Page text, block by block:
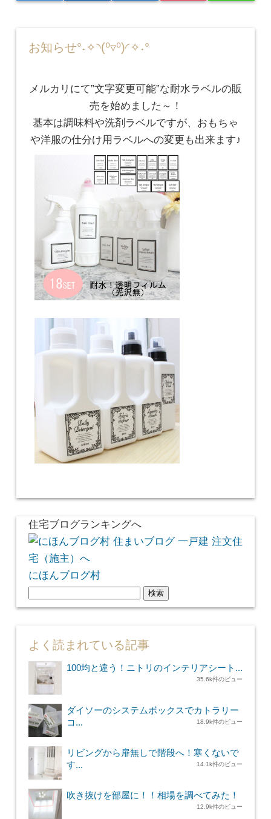
お知らせ°˖✧◝(⁰▿⁰)◜✧˖°
メルカリにて”文字変更可能”な耐水ラベルの販
売を始めました～！
基本は調味料や洗剤ラベルですが、おもちゃ
や洋服の仕分け用ラベルへの変更も出来ます♪
住宅ブログランキングへ
にほんブログ村
索:
よく読まれている記事
100均と違う！ニトリのインテリアシート...
35.6k件のビュー
ダイソーのシステムボックスでカトラリー
コ...
18.9k件のビュー
リビングから扉無しで階段へ！寒くないで
す...
14.1k件のビュー
吹き抜けを部屋に！！相場を調べてみた！
12.9k件のビュー